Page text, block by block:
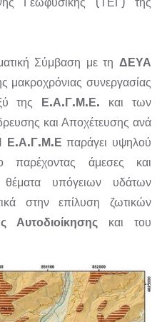
Σύμβαση με τη ΔΕΥΑ
μακροχρόνιας συνεργασίας
της Ε.Α.Γ.Μ.Ε. και των
και Αποχέτευσης ανά
Ε.Α.Γ.Μ.Επαράγει υψηλού
παρέχοντας άμεσες και
υπόγειων υδάτων
στην επίλυση ζωτικών
Αυτοδιοίκησης και του